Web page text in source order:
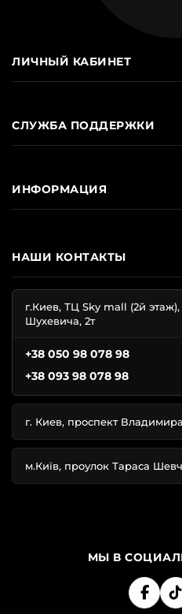
НАШИ КОНТАКТЫ
г.Киев, ТЦ Sky mall (2й
Шухевича, 2т
+38 050 98 078 98
+38 093 98 078 98
г. Киев, проспект
м.Київ, проулок Тараса
ЛИЧНЫЙ КАБИНЕТ
СЛУЖБА ПОДДЕРЖКИ
ИНФОРМАЦИЯ
МЫ В